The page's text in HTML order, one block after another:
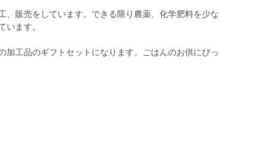
、販売をしています。できる限り農薬、化学肥料を少な
います。
加工品のギフトセットになります。ごはんのお供にぴっ